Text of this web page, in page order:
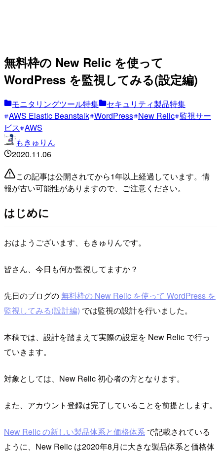
無料枠の New Relic を使って
WordPress を監視してみる(設定編)
モニタリングツール特集
セキュリティ製品特集
AWS Elastic Beanstalk WordPress New Relic 監視サー
ビス AWS
もきゅりん
2020.11.06
この記事は公開されてから1年以上経過しています。情
報が古い可能性がありますので、ご注意ください。
はじめに
おはようございます、もきゅりんです。
皆さん、今日も何か監視してますか？
先日のブログの無料枠の New Relic を使って WordPress を
監視してみる(設計編) では監視の設計を行いました。
本稿では、設計を踏まえて実際の設定を New Relic で行っ
ていきます。
対象としては、New Relic 初心者の方となります。
また、アカウント登録は完了していることを前提とします。
New Relic の新しい製品体系と価格体系 で記載されている
ように、New Relic は2020年8月に大きな製品体系と価格体